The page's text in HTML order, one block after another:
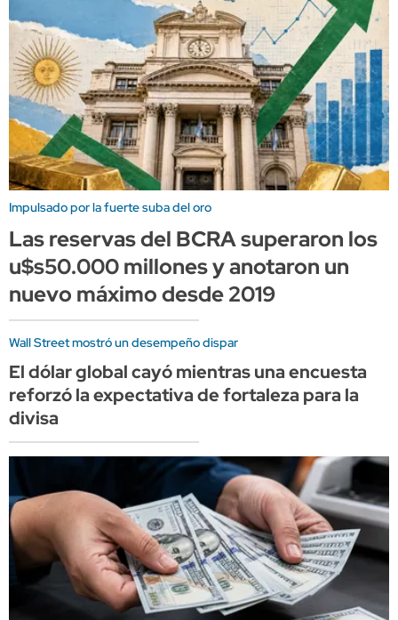
Impulsado por la fuerte suba del oro
Las reservas del BCRA superaron los
u$s50.000 millones y anotaron un
nuevo máximo desde 2019
Wall Street mostró un desempeño dispar
El dólar global cayó mientras una encuesta
reforzó la expectativa de fortaleza para la
divisa